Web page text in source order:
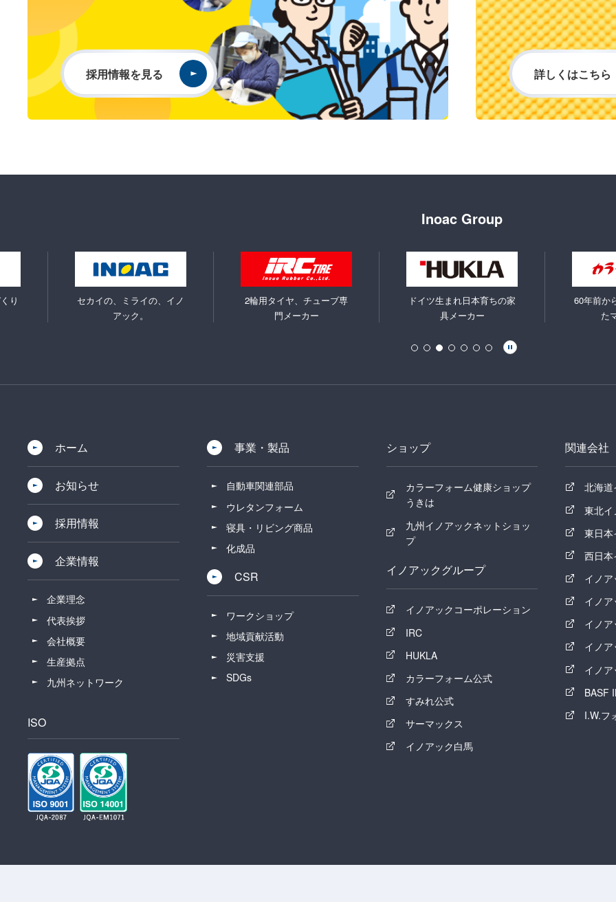
採用情報を見る 詳しくはこちら
Inoac Group
り
セカイの、ミライの、イノ
アック。
2輪用タイヤ、チューブ専
門メーカー
ドイツ生まれ日本育ちの家
具メーカー
60年前か
た
ホーム
お知らせ
採用情報
企業情報
企業理念
代表挨拶
会社概要
生産拠点
九州ネットワーク
ISO
事業・製品
自動車関連部品
ウレタンフォーム
寝具・リビング商品
化成品
CSR
ワークショップ
地域貢献活動
災害支援
SDGs
ショップ
カラーフォーム健康ショップ
うきは
九州イノアックネットショッ
プ
イノアックグループ
イノアックコーポレーション
IRC
HUKLA
カラーフォーム公式
すみれ公式
サーマックス
イノアック白馬
関連会社
北海
東北
東日
西日
イノ
イノ
イノ
イノ
イノ
BASF
I.W.フ